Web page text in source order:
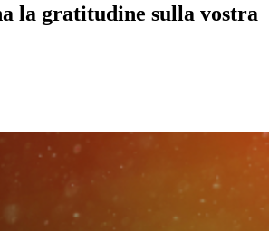
la gratitudine sulla vostra